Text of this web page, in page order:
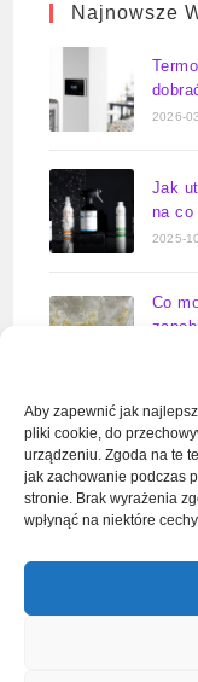
Aby zapewnić jak
pliki cookie, do
urządzeniu. Zgoda na te
jak zachowanie podczas
stronie. Brak wyrażenia
wpłynąć na niektóre
Najnowsze
2026-
Jak
na co
2025-
Co
2025-
Jak
2025-